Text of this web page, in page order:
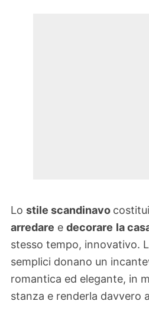
Lo stile scandinavo
arredare e decorare la
stesso tempo, innovativo.
semplici donano un
romantica ed elegante, in
stanza e renderla davvero